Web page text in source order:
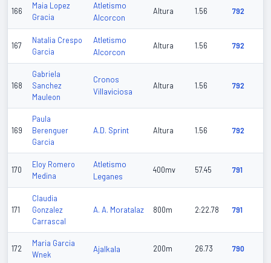
166
Maia Lopez
Gracia
Atletismo
Alcorcon
Altura 1.56 792
167
Natalia Crespo
Garcia
Atletismo
Alcorcon
Altura 1.56 792
168
Gabriela
Sanchez
Mauleon
Cronos
Villaviciosa
Altura 1.56 792
169
Paula
Berenguer
Garcia
A.D. Sprint Altura 1.56 792
170
Eloy Romero
Medina
Atletismo
Leganes
400mv 57.45 791
171
Claudia
Gonzalez
Carrascal
A. A. Moratalaz 800m 2:22.78 791
172
Maria Garcia
Wnek
Ajalkala 200m 26.73 790